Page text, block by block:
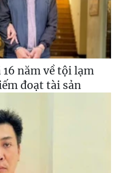
năm về tội lạm
đoạt tài sản